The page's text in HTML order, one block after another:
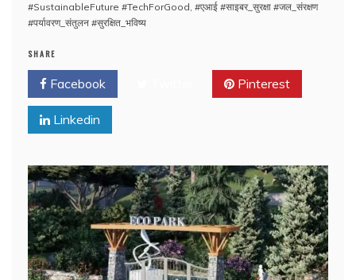
#SustainableFuture #TechForGood, #एआई #साइबर_सुरक्षा #जल_संरक्षण
#पर्यावरण_संतुलन #सुरक्षित_भविष्य
SHARE
Facebook Pinterest
Linkedin